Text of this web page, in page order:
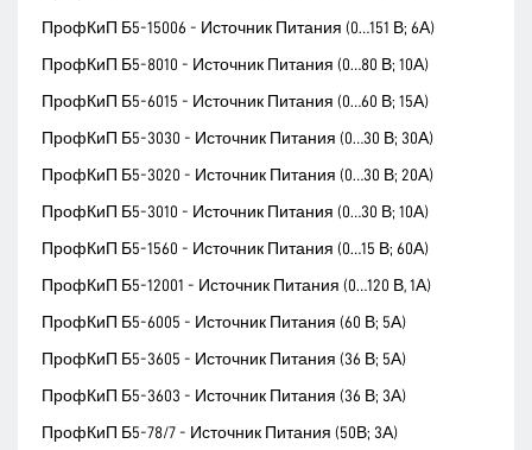
ПрофКиП Б5-15006 - Источник Питания (0…151 В; 6А)
ПрофКиП Б5-8010 - Источник Питания (0…80 В; 10А)
ПрофКиП Б5-6015 - Источник Питания (0…60 В; 15А)
ПрофКиП Б5-3030 - Источник Питания (0…30 В; 30А)
ПрофКиП Б5-3020 - Источник Питания (0…30 В; 20А)
ПрофКиП Б5-3010 - Источник Питания (0…30 В; 10А)
ПрофКиП Б5-1560 - Источник Питания (0…15 В; 60А)
ПрофКиП Б5-12001 - Источник Питания (0…120 В, 1А)
ПрофКиП Б5-6005 - Источник Питания (60 В; 5А)
ПрофКиП Б5-3605 - Источник Питания (36 В; 5А)
ПрофКиП Б5-3603 - Источник Питания (36 В; 3А)
ПрофКиП Б5-78/7 - Источник Питания (50В; 3А)